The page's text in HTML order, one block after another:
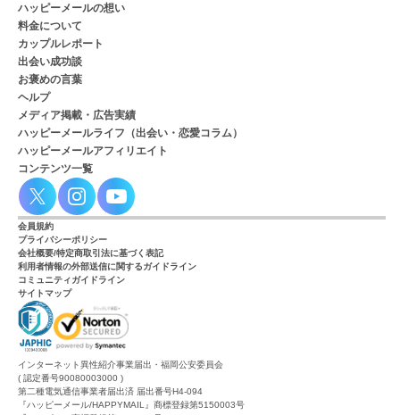
ハッピーメールの想い
料金について
カップルレポート
出会い成功談
お褒めの言葉
ヘルプ
メディア掲載・広告実績
ハッピーメールライフ（出会い・恋愛コラム）
ハッピーメールアフィリエイト
コンテンツ一覧
会員規約
プライバシーポリシー
会社概要/特定商取引法に基づく表記
利用者情報の外部送信に関するガイドライン
コミュニティガイドライン
サイトマップ
インターネット異性紹介事業届出・福岡公安委員会
( 認定番号90080003000 )
第二種電気通信事業者届出済 届出番号H4-094
『ハッピーメール/HAPPYMAIL』商標登録第5150003号